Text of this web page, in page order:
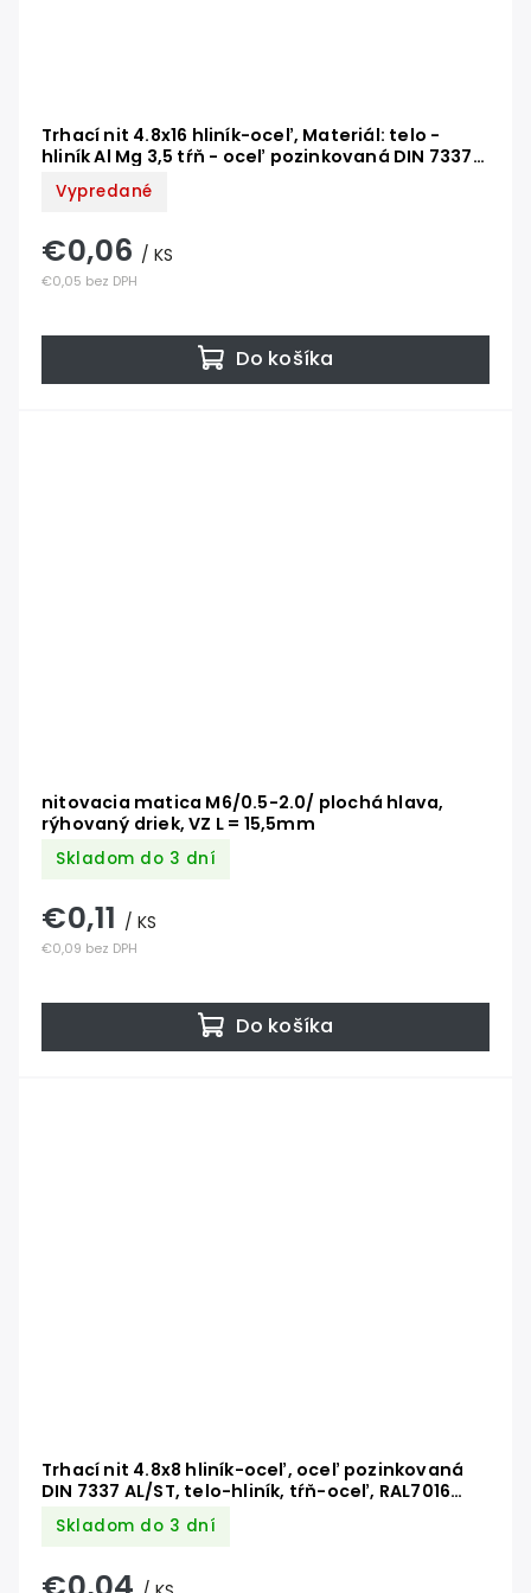
Trhací nit 4.8x16 hliník-oceľ, Materiál: telo -
hliník Al Mg 3,5 tŕň - oceľ pozinkovaná DIN 7337
Vypredané
€0,05 bez DPH
€0,06 / KS
Do košíka
nitovacia matica M6/0.5-2.0/ plochá hlava,
rýhovaný driek, VZ L = 15,5mm
Skladom do 3 dní
€0,09 bez DPH
€0,11 / KS
Do košíka
Trhací nit 4.8x8 hliník-oceľ, oceľ pozinkovaná
DIN 7337 AL/ST, telo-hliník, tŕň-oceľ, RAL7016
antracit
Skladom do 3 dní